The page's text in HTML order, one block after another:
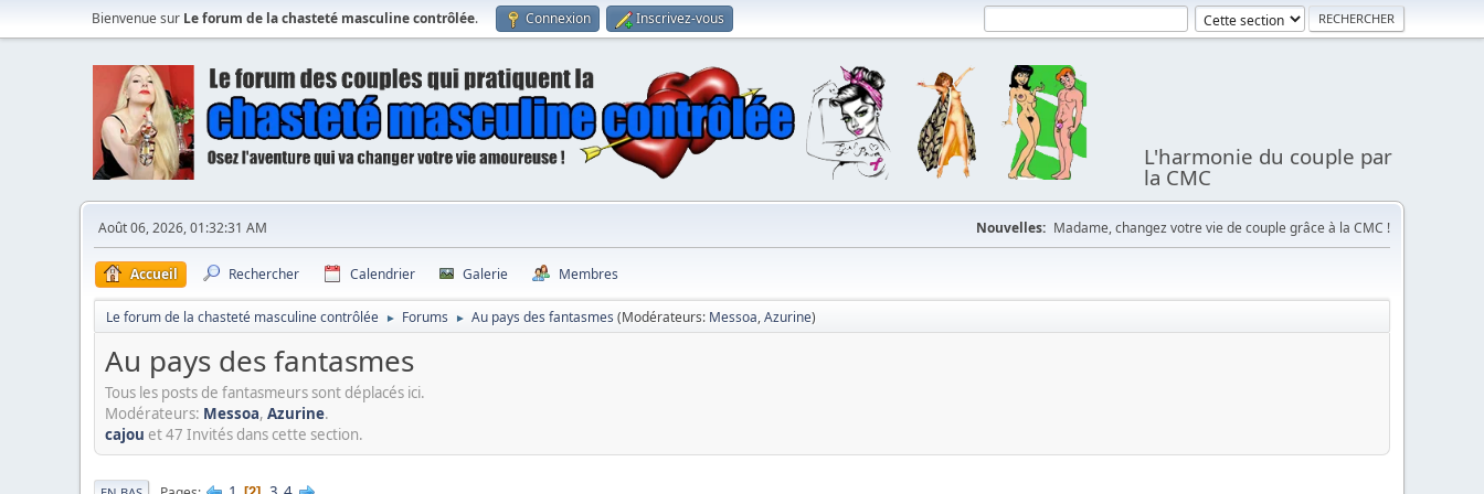
Bienvenue sur Le forum de la chasteté masculine contrôlée. Connexion Inscrivez-vous
L'harmonie du couple par
la CMC
Août 06, 2026, 01:32:31 AM Nouvelles: Madame, changez votre vie de couple grâce à la CMC !
Accueil Rechercher Calendrier Galerie Membres
Le forum de la chasteté masculine contrôlée ► Forums ► Au pays des fantasmes (Modérateurs: Messoa,Azurine)
Au pays des fantasmes
Tous les posts de fantasmeurs sont déplacés ici.
Modérateurs: Messoa, Azurine.
cajou et 47 Invités dans cette section.